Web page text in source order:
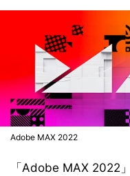
Adobe MAX 2022
「Adobe MAX 2022